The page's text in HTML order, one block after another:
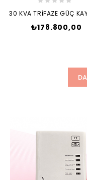
30 KVA TRİFAZE GÜÇ
Fiyat
₺178.800,00